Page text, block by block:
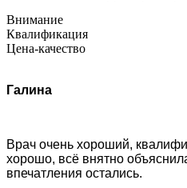
Внимание
Квалификация
Цена-качество
Галина
Врач очень хороший,
хорошо, всё внятно
впечатления остались.